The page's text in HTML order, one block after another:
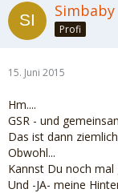
Simbaby
Profi
15. Juni 2015
Hm....
GSR - und
Das ist dann
Obwohl...
Kannst Du noch mal
Und -JA- meine